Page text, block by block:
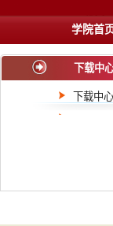
学院首
下载中
下载中心